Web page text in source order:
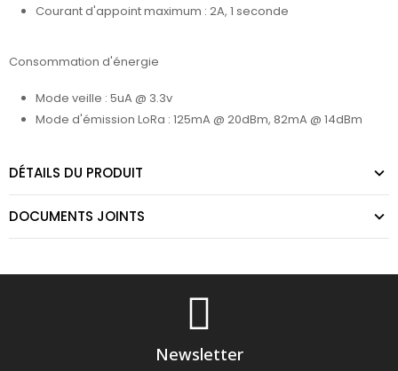
Courant d'appoint maximum : 2A, 1 seconde
Consommation d'énergie
Mode veille : 5uA @ 3.3v
Mode d'émission LoRa : 125mA @ 20dBm, 82mA @ 14dBm
DÉTAILS DU PRODUIT
DOCUMENTS JOINTS
Newsletter